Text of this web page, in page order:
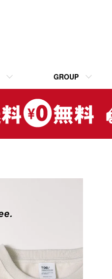
GROUP